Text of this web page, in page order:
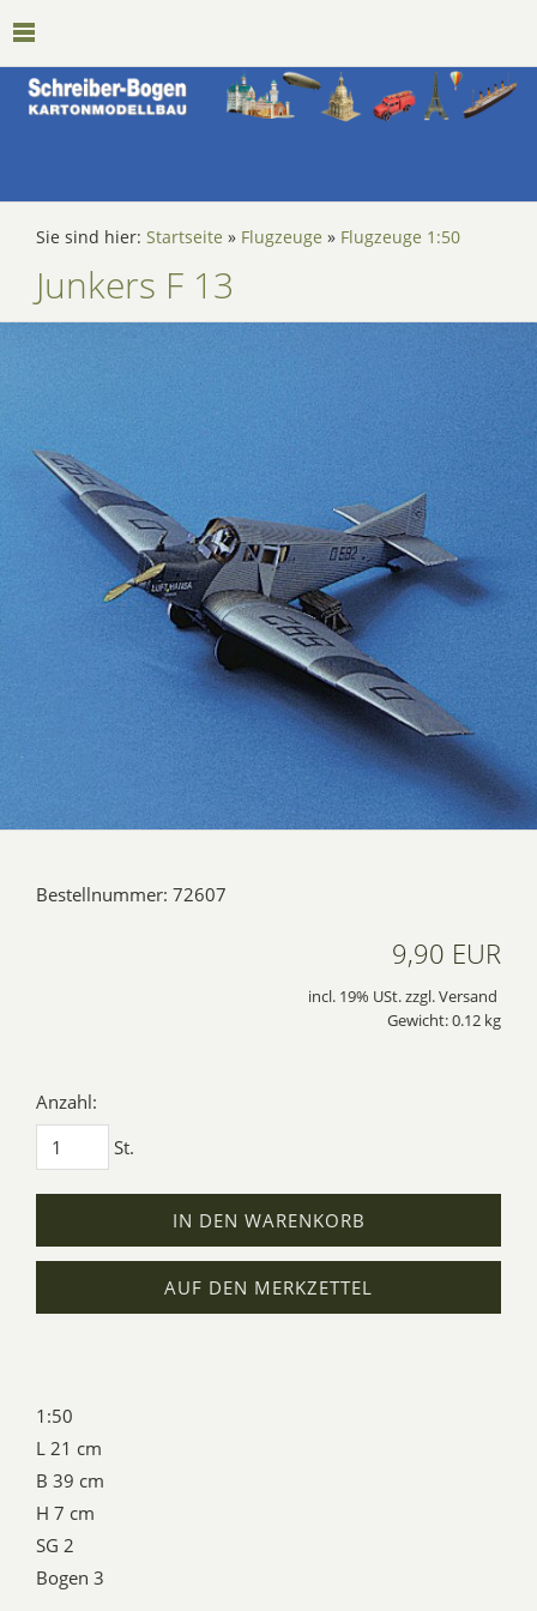
Sie sind hier: Startseite » Flugzeuge » Flugzeuge 1:50
Junkers F 13
Bestellnummer: 72607
9,90 EUR
incl. 19% USt. zzgl. Versand
Gewicht: 0.12 kg
Anzahl:
St.
IN DEN WARENKORB
AUF DEN MERKZETTEL
1:50
L 21 cm
B 39 cm
H 7 cm
SG 2
Bogen 3